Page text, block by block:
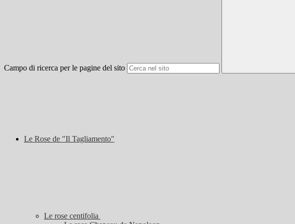
Campo di ricerca per le pagine del sito
Le Rose de "Il Tagliamento"
Le rose centifolia